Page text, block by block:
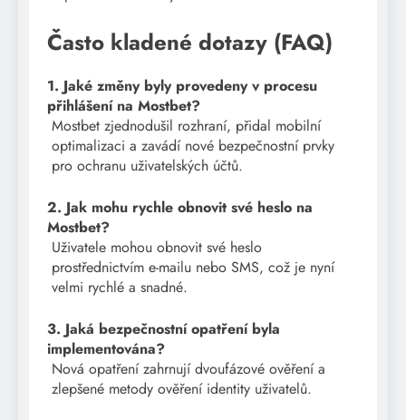
Často kladené dotazy (FAQ)
1. Jaké změny byly provedeny v procesu
přihlášení na Mostbet?
Mostbet zjednodušil rozhraní, přidal mobilní
optimalizaci a zavádí nové bezpečnostní prvky
pro ochranu uživatelských účtů.
2. Jak mohu rychle obnovit své heslo na
Mostbet?
Uživatele mohou obnovit své heslo
prostřednictvím e-mailu nebo SMS, což je nyní
velmi rychlé a snadné.
3. Jaká bezpečnostní opatření byla
implementována?
Nová opatření zahrnují dvoufázové ověření a
zlepšené metody ověření identity uživatelů.